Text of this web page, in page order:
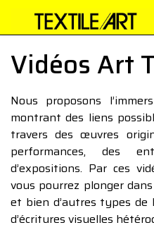
Vidéos Art
Nous proposons
montrant des liens
travers des œuvres
performances, des
d’expositions. Par ces
vous pourrez plonger
et bien d’autres types
d’écritures visuelles